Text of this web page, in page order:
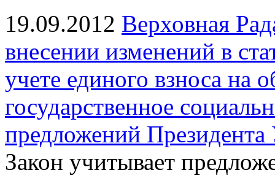
19.09.2012 Верховная
внесении изменений в
учете единого взноса на
государственное
предложений
Закон учитывает